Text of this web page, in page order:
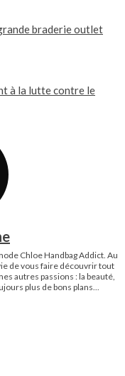
braderie outlet
à la lutte contre le
Chloe Handbag Addict. Au
de vous faire découvrir tout
autres passions : la beauté,
plus de bons plans...